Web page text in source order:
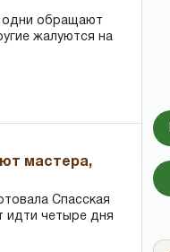
одни обращают
жалуются на
мастера,
Спасская
идти четыре дня